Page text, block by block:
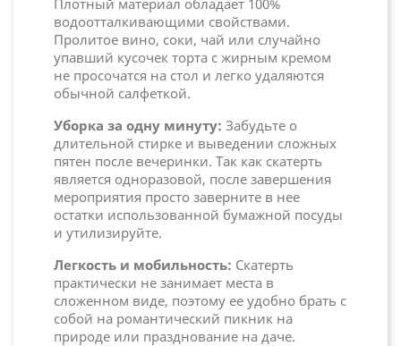
водоотталкивающими свойствами.
Пролитое вино, соки, чай или случайно
упавший кусочек торта с жирным кремом
не просочатся на стол и легко удаляются
обычной салфеткой.
Уборка за одну минуту: Забудьте о
длительной стирке и выведении сложных
пятен после вечеринки. Так как скатерть
является одноразовой, после завершения
мероприятия просто заверните в нее
остатки использованной бумажной посуды
и утилизируйте.
Легкость и мобильность: Скатерть
практически не занимает места в
сложенном виде, поэтому ее удобно брать с
собой на романтический пикник на
природе или празднование на даче.